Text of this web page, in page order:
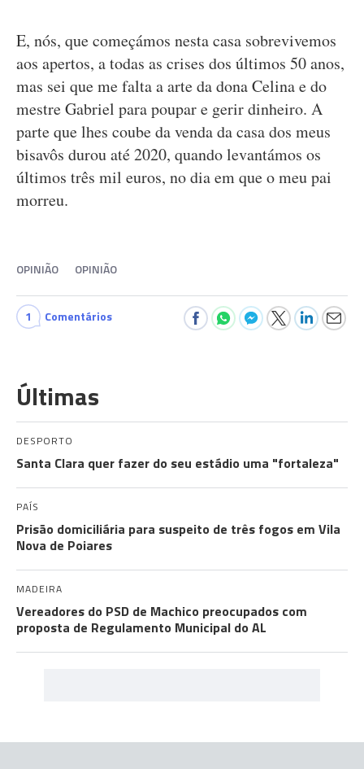
E, nós, que começámos nesta casa sobrevivemos
aos apertos, a todas as crises dos últimos 50 anos,
mas sei que me falta a arte da dona Celina e do
mestre Gabriel para poupar e gerir dinheiro. A
parte que lhes coube da venda da casa dos meus
bisavôs durou até 2020, quando levantámos os
últimos três mil euros, no dia em que o meu pai
morreu.
OPINIÃO OPINIÃO
1 Comentários
Últimas
DESPORTO
Santa Clara quer fazer do seu estádio uma "fortaleza"
PAÍS
Prisão domiciliária para suspeito de três fogos em Vila
Nova de Poiares
MADEIRA
Vereadores do PSD de Machico preocupados com
proposta de Regulamento Municipal do AL